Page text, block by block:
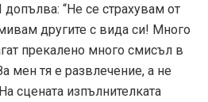
“Не се страхувам от
другите с вида си! Много
прекалено много смисъл в
мен тя е развлечение, а не
сцената изпълнителката